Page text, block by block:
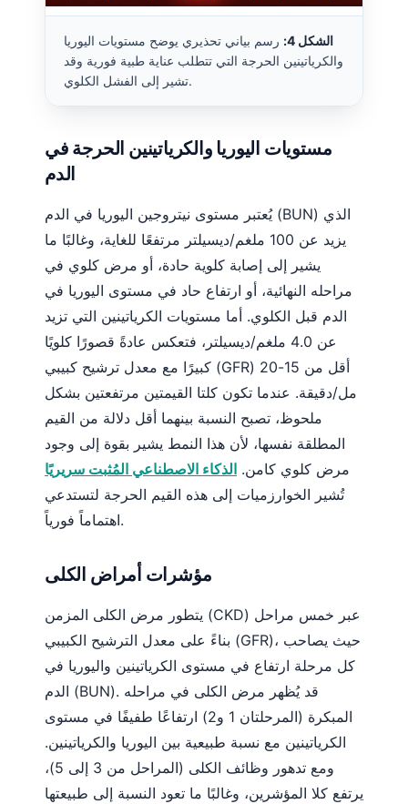
الشكل 4:
رسم بياني تحذيري يوضح مستويات اليوريا
والكرياتينين الحرجة التي تتطلب عناية طبية فورية وقد
تشير إلى الفشل الكلوي.
مستويات اليوريا والكرياتينين الحرجة في
الدم
يُعتبر مستوى نيتروجين اليوريا في الدم (BUN) الذي
يزيد عن 100 ملغم/ديسيلتر مرتفعًا للغاية، وغالبًا ما
يشير إلى إصابة كلوية حادة، أو مرض كلوي في
مراحله النهائية، أو ارتفاع حاد في مستوى اليوريا في
الدم قبل الكلوي. أما مستويات الكرياتينين التي تزيد
عن 4.0 ملغم/ديسيلتر، فتعكس عادةً قصورًا كلويًا
كبيرًا مع معدل ترشيح كبيبي (GFR) أقل من 15-20
مل/دقيقة. عندما تكون كلتا القيمتين مرتفعتين بشكل
ملحوظ، تصبح النسبة بينهما أقل دلالة من القيم
المطلقة نفسها، لأن هذا النمط يشير بقوة إلى وجود
مرض كلوي كامن. الذكاء الاصطناعي المُثبت سريريًا
تُشير الخوارزميات إلى هذه القيم الحرجة لتستدعي
اهتماماً فورياً.
مؤشرات أمراض الكلى
يتطور مرض الكلى المزمن (CKD) عبر خمس مراحل
بناءً على معدل الترشيح الكبيبي (GFR)، حيث يصاحب
كل مرحلة ارتفاع في مستوى الكرياتينين واليوريا في
الدم (BUN). قد يُظهر مرض الكلى في مراحله
المبكرة (المرحلتان 1 و2) ارتفاعًا طفيفًا في مستوى
الكرياتينين مع نسبة طبيعية بين اليوريا والكرياتينين.
ومع تدهور وظائف الكلى (المراحل من 3 إلى 5)،
يرتفع كلا المؤشرين، وغالبًا ما تعود النسبة إلى طبيعتها